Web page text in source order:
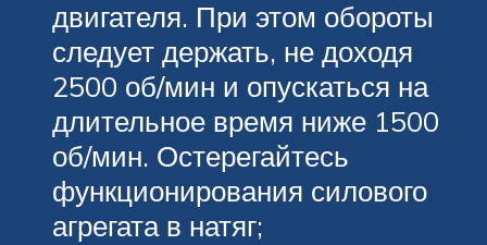
двигателя. При этом обороты
следует держать, не доходя
2500 об/мин и опускаться на
длительное время ниже 1500
об/мин. Остерегайтесь
функционирования силового
агрегата в натяг;